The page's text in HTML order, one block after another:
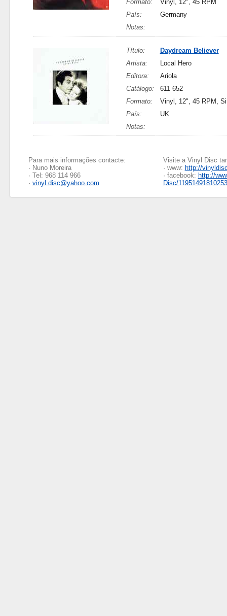
Formato:
Vinyl, 12", 45 RPM
País:
Germany
Notas:
Título:
Daydream Believer
Artista:
Local Hero
Editora:
Ariola
Catálogo:
611 652
Formato:
Vinyl, 12", 45 RPM,
País:
UK
Notas:
Para mais informações contacte:
· Nuno Moreira
· Tel: 968 114 966
· vinyl.disc@yahoo.com
Visite a Vinyl Disc
· www: http://
· facebook: http://
Disc/